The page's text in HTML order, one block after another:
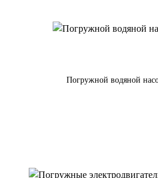
Погружной водяной